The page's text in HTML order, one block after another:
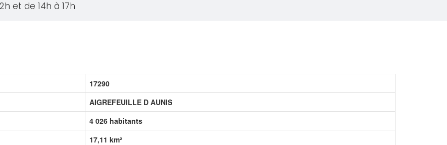
et de 14h à 17h
17290
AIGREFEUILLE D AUNIS
4 026 habitants
17,11 km²